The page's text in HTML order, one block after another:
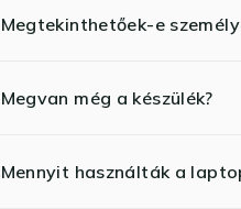
Megtekinthetőek-e
Megvan még a készülék?
Mennyit használták a